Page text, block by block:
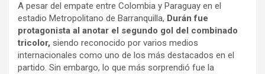
A pesar del empate entre Colombia y Paraguay en el
estadio Metropolitano de Barranquilla, Durán fue
protagonista al anotar el segundo gol del combinado
tricolor, siendo reconocido por varios medios
internacionales como uno de los más destacados en el
partido. Sin embargo, lo que más sorprendió fue la